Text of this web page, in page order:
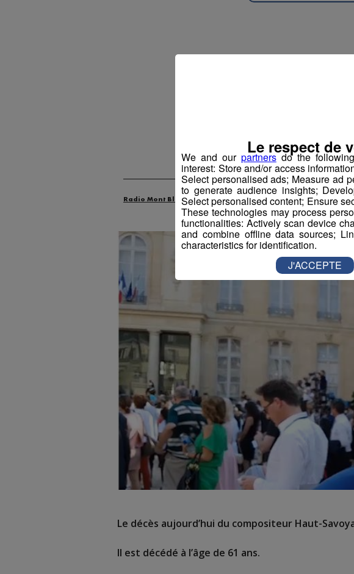
Haute
Publié
Radio Mont Blanc Actus
Le décès aujourd’hui du compositeur Haut-
Il est décédé à l’âge de 61 ans.
We and our partnersdo the
interest: Store and/or access
Select personalised ads; Measure ad
to generate audience insights;
Select personalised content; Ensure
These technologies may process
functionalities: Actively scan device
and combine offline data sources;
characteristics for identification.
Le respect de
J'ACCEPTE